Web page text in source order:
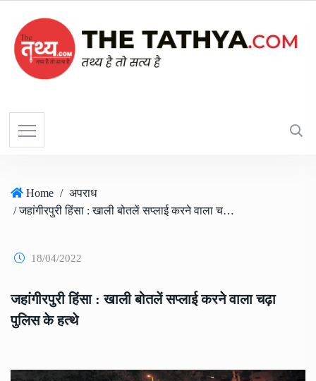
Home / अपराध
/ जहांगीरपुरी हिंसा : खाली बोतलें सप्लाई करने वाला चढ़ा पुलिस के हत्थे
18/04/2022
जहांगीरपुरी हिंसा : खाली बोतलें सप्लाई करने वाला चढ़ा
पुलिस के हत्थे